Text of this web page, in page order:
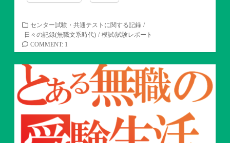
カ
テ
ゴ
リ
ー
センター試験・共通テストに関する記録 /
日々の記録(無職文系時代) / 模試/試験レポート
COMMENT: 1